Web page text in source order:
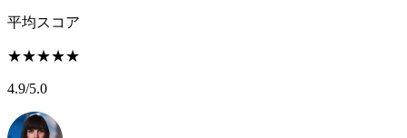
平均スコア
★★★★★
4.9/5.0